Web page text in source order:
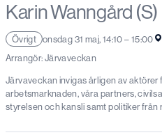
Karin Wanngård (S)
Övrigt onsdag 31 maj, 14:10 – 15:00
Arrangör: Järvaveckan
Järvaveckan invigas årligen av
arbetsmarknaden, våra partners,
styrelsen och kansli samt politiker från